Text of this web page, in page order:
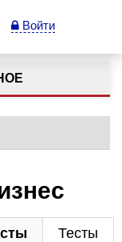
Войти
Тесты